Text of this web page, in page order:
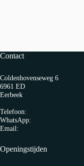
Contact
Coldenhovenseweg 6
6961 ED
Eerbeek
Telefoon:
WhatsApp:
Email:
Openingstijden